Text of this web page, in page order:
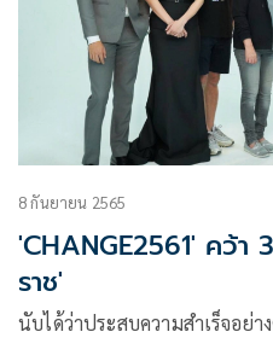
8 กันยายน 2565
'CHANGE2561' คว้า
ราช'
นับได้ว่าประสบความสำเร็จอย่